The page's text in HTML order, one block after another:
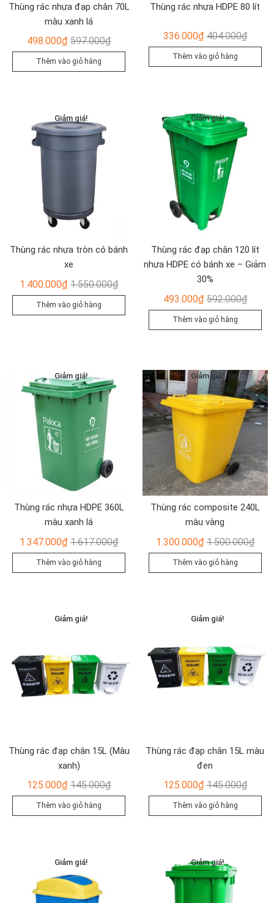
Thùng rác nhựa đạp chân 70L
màu xanh lá
597.000₫Giá
gốc
là:
498.000₫
Giá
hiện
tại
Thêm vào giỏ hàng
Thùng rác nhựa HDPE 80 lít
404.000₫Giá
gốc
là:
336.000₫
Giá
hiện
tại
Thêm vào giỏ hàng
Giảm giá!
Thùng rác nhựa tròn có bánh
xe
1.550.000₫Giá
gốc
là:
1.550.000₫.
1.400.000₫
Giá
hiện
tại
Thêm vào giỏ hàng
Giảm giá!
Thùng rác đạp chân 120 lít
nhựa HDPE có bánh xe – Giảm
30%
592.000₫Giá
gốc
là:
493.000₫
Giá
hiện
tại
Thêm vào giỏ hàng
Giảm giá!
Thùng rác nhựa HDPE 360L
màu xanh lá
1.617.000₫Giá
gốc
là:
1.347.000₫
Giá
hiện
tại
Thêm vào giỏ hàng
Giảm giá!
Thùng rác composite 240L
màu vàng
1.500.000₫Giá
gốc
là:
1.300.000₫
Giá
hiện
tại
Thêm vào giỏ hàng
Giảm giá!
Thùng rác đạp chân 15L (Màu
xanh)
145.000₫Giá
gốc
là:
125.000₫
Giá
hiện
tại
Thêm vào giỏ hàng
Giảm giá!
Thùng rác đạp chân 15L màu
đen
145.000₫Giá
gốc
là:
125.000₫
Giá
hiện
tại
Thêm vào giỏ hàng
Giảm giá! Giảm giá!